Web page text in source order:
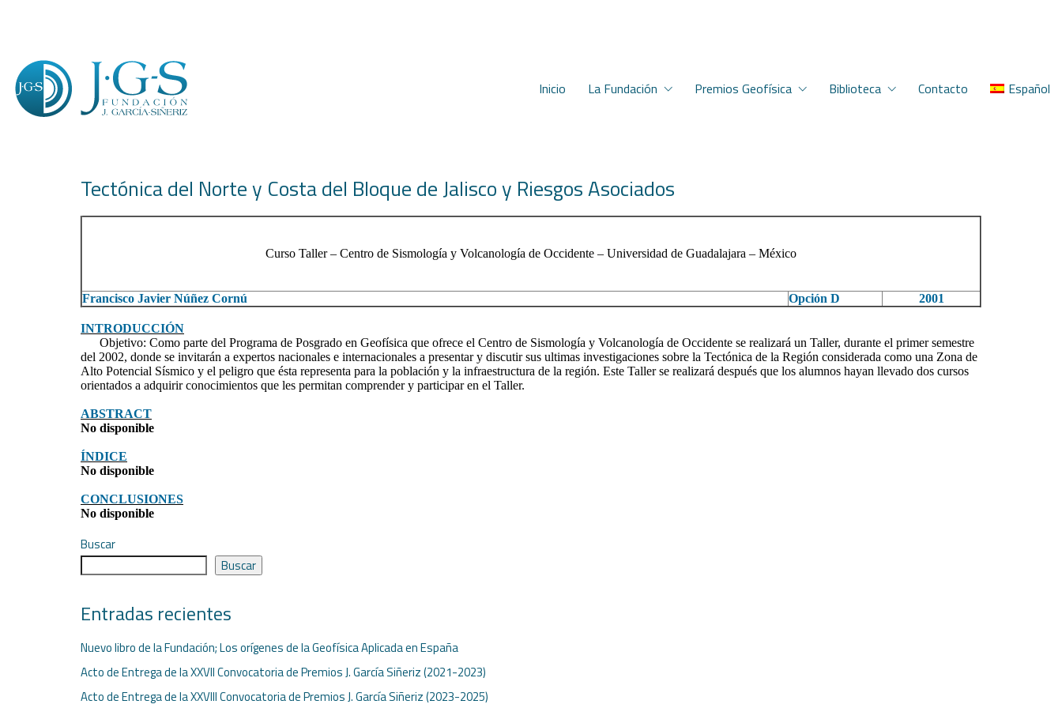
Inicio La Fundación Premios Geofísica Biblioteca Contacto Español
Tectónica del Norte y Costa del Bloque de Jalisco y Riesgos Asociados
Curso Taller – Centro de Sismología y Volcanología de Occidente – Universidad de Guadalajara – México
Francisco Javier Núñez Cornú Opción D 2001
INTRODUCCIÓN
Objetivo: Como parte del Programa de Posgrado en Geofísica que ofrece el Centro de Sismología y Volcanología de Occidente se realizará un Taller, durante el primer semestre
del 2002, donde se invitarán a expertos nacionales e internacionales a presentar y discutir sus ultimas investigaciones sobre la Tectónica de la Región considerada como una Zona de
Alto Potencial Sísmico y el peligro que ésta representa para la población y la infraestructura de la región. Este Taller se realizará después que los alumnos hayan llevado dos cursos
orientados a adquirir conocimientos que les permitan comprender y participar en el Taller.
ABSTRACT
No disponible
ÍNDICE
No disponible
CONCLUSIONES
No disponible
Buscar
Buscar
Entradas recientes
Nuevo libro de la Fundación; Los orígenes de la Geofísica Aplicada en España
Acto de Entrega de la XXVII Convocatoria de Premios J. García Siñeriz (2021-2023)
Acto de Entrega de la XXVIII Convocatoria de Premios J. García Siñeriz (2023-2025)